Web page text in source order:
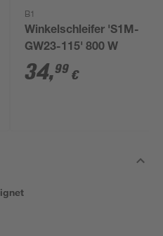
B1
Winkelschleifer 'S1M-
GW23-115' 800 W
34,99 €